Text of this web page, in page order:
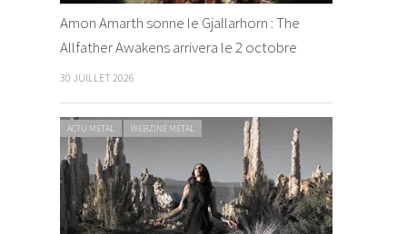
Amon Amarth sonne le Gjallarhorn : The
Allfather Awakens arrivera le 2 octobre
30 JUILLET 2026
ACTU METAL WEBZINE METAL